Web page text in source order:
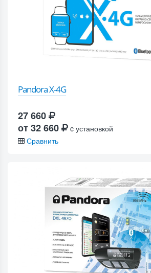
Pandora X-4G
27 660
от 32 660
c установкой
Сравнить